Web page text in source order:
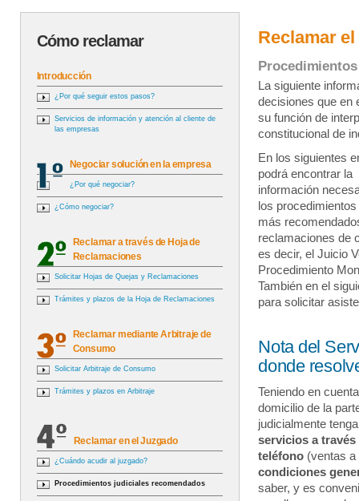
Cómo reclamar
Introducción
¿Por qué seguir estos pasos?
Servicios de información y atención al cliente de
las empresas
Negociar solución en la empresa
¿Por qué negociar?
¿Cómo negociar?
Reclamar a través de Hoja de
Reclamaciones
Solicitar Hojas de Quejas y Reclamaciones
Trámites y plazos de la Hoja de Reclamaciones
Reclamar mediante Arbitraje de
Consumo
Solicitar Arbitraje de Consumo
Trámites y plazos en Arbitraje
Reclamar en el Juzgado
¿Cuándo acudir al juzgado?
Procedimientos judiciales recomendados
Reclamar
La siguiente
decisiones que en
su función de
constitucional de
En los siguientes
podrá encontrar la
información
los
más
reclamaciones de
es decir, el Juicio
Procedimiento
También en el
para solicitar
Nota del
donde
Teniendo en
domicilio de la
judicialmente
servicios a
teléfono (ventas
condiciones
saber, y es